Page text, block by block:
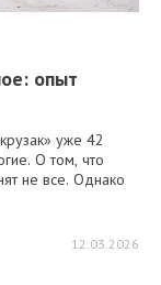
опыт
уже 42
О том, что
не все. Однако
12.03.2026